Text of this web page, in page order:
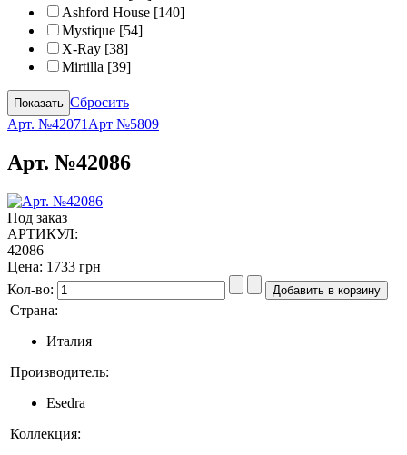
Ashford House [140]
Mystique [54]
X-Ray [38]
Mirtilla [39]
Сбросить
Арт. №42071 Арт №5809
Арт. №42086
Под заказ
АРТИКУЛ:
42086
Цена: 1733 грн
Кол-во:
Страна:
Италия
Производитель:
Esedra
Коллекция: